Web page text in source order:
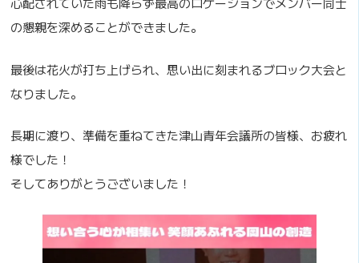
の懇親を深めることができました。
最後は花火が打ち上げられ、思い出に刻まれるブロック大会と
なりました。
長期に渡り、準備を重ねてきた津山青年会議所の皆様、お疲れ
様でした！
そしてありがとうございました！